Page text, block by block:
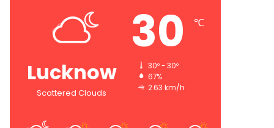
Lucknow
Scattered Clouds
30 ℃
30º - 30º
67%
2.63 km/h